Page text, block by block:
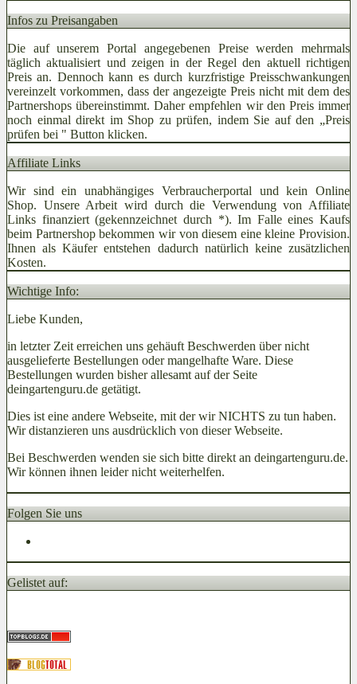
Infos zu Preisangaben
Die auf unserem Portal angegebenen Preise werden mehrmals
täglich aktualisiert und zeigen in der Regel den aktuell richtigen
Preis an. Dennoch kann es durch kurzfristige Preisschwankungen
vereinzelt vorkommen, dass der angezeigte Preis nicht mit dem des
Partnershops übereinstimmt. Daher empfehlen wir den Preis immer
noch einmal direkt im Shop zu prüfen, indem Sie auf den „Preis
prüfen bei " Button klicken.
Affiliate Links
Wir sind ein unabhängiges Verbraucherportal und kein Online
Shop. Unsere Arbeit wird durch die Verwendung von Affiliate
Links finanziert (gekennzeichnet durch *). Im Falle eines Kaufs
beim Partnershop bekommen wir von diesem eine kleine Provision.
Ihnen als Käufer entstehen dadurch natürlich keine zusätzlichen
Kosten.
Wichtige Info:
Liebe Kunden,
in letzter Zeit erreichen uns gehäuft Beschwerden über nicht
ausgelieferte Bestellungen oder mangelhafte Ware. Diese
Bestellungen wurden bisher allesamt auf der Seite
deingartenguru.de getätigt.
Dies ist eine andere Webseite, mit der wir NICHTS zu tun haben.
Wir distanzieren uns ausdrücklich von dieser Webseite.
Bei Beschwerden wenden sie sich bitte direkt an deingartenguru.de.
Wir können ihnen leider nicht weiterhelfen.
Folgen Sie uns
Gelistet auf: